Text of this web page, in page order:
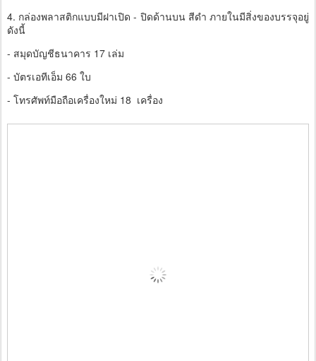
4. กล่องพลาสติกแบบมีฝาเปิด - ปิดด้านบน สีดำ ภายในมีสิ่งของบรรจุอยู่
ดังนี้
- สมุดบัญชีธนาคาร 17 เล่ม
- บัตรเอทีเอ็ม 66 ใบ
- โทรศัพท์มือถือเครื่องใหม่ 18 เครื่อง